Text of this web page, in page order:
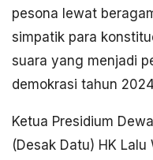
pesona lewat
simpatik para
suara yang menjadi
demokrasi tahun
Ketua Presidium
(Desak Datu) HK